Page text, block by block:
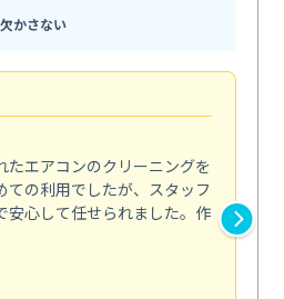
かさない
たエアコンのクリーニングを
ての利用でしたが、スタッフ
安心して任せられました。作